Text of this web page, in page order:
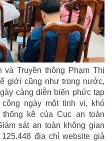
Truyền thông Phạm Thị
giới cũng như trong nước,
càng diễn biến phức tạp
ngày một tinh vi, khó
kê của Cục an toàn
sát an toàn không gian
địa chỉ website giả